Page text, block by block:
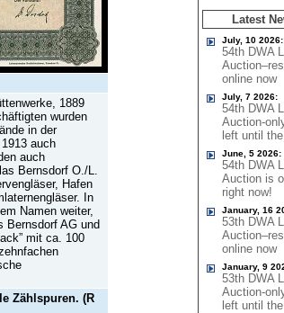
1889
wurden
in der
auch
auch
Bernsdorf O./L.
Hafen
In
Namen weiter,
Bernsdorf AG und
mit ca. 100
Zählspuren. (R
Latest
July, 10 2026:
54th DWA
online now
July, 7 2026:
54th DWA
Auction-
left until
June, 5 2026:
54th DWA
Auction is
right now!
January, 16
53th DWA
online now
January, 9
53th DWA
Auction-
left until